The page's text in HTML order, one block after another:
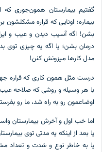
بیمارستان همون‌جوری که از
اونایی که قراره مشکلشون
اگه آسیب دیدن و عیب و
بشن؛ یا اگه یه چیزی توی
کارها میزونش کنن!
مثل همون کاری که قراره جهنم
هر وسیله‌ و روشی که صلاحه عیب و
رو به راه شد، ما رو بفرسته
خب اول و آخرش بیمارستان واسه
بعد از اینکه یه مدتی توی
به خاطر نوع و شدت و تعداد